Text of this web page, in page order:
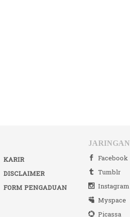
KARIR
DISCLAIMER
FORM PENGADUAN
Facebook
Tumblr
Instagram
Myspace
Picassa